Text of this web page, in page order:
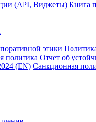
(API, Виджеты) Книга
этики
политика Отчет об
(EN) Санкционная